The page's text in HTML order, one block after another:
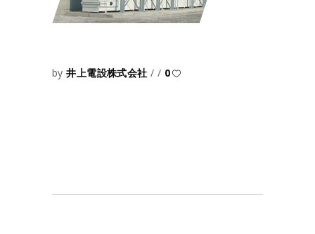
by井上電設株式会社 0